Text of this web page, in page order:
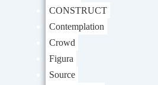
CONSTRUCT
Contemplation
Crowd
Figura
Source